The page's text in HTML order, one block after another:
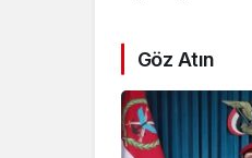
Göz Atın